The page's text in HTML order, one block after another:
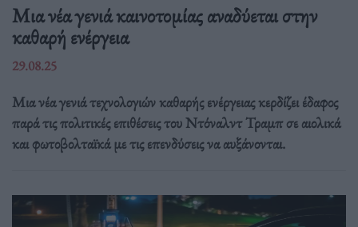
Μια νέα γενιά καινοτομίας αναδύεται στην
καθαρή ενέργεια
29.08.25
Μια νέα γενιά τεχνολογιών καθαρής ενέργειας κερδίζει έδαφος
παρά τις πολιτικές επιθέσεις του Ντόναλντ Τραμπ σε αιολικά
και φωτοβολταϊκά με τις επενδύσεις να αυξάνονται.